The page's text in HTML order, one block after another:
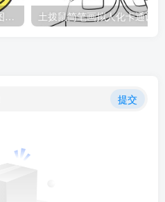
趴着的可爱小猫简笔画画法图片教程
提交